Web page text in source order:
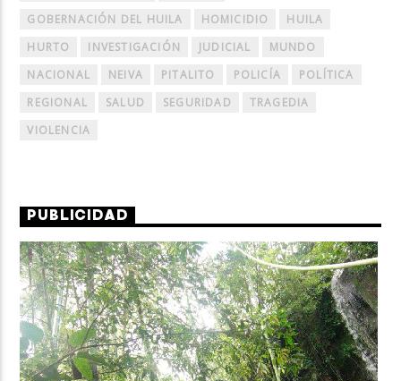
GOBERNACIÓN DEL HUILA HOMICIDIO
HUILA
HURTO
INVESTIGACIÓN JUDICIAL
MUNDO
NACIONAL
NEIVA PITALITO POLICÍA
POLÍTICA
REGIONAL
SALUD SEGURIDAD
TRAGEDIA
VIOLENCIA
PUBLICIDAD